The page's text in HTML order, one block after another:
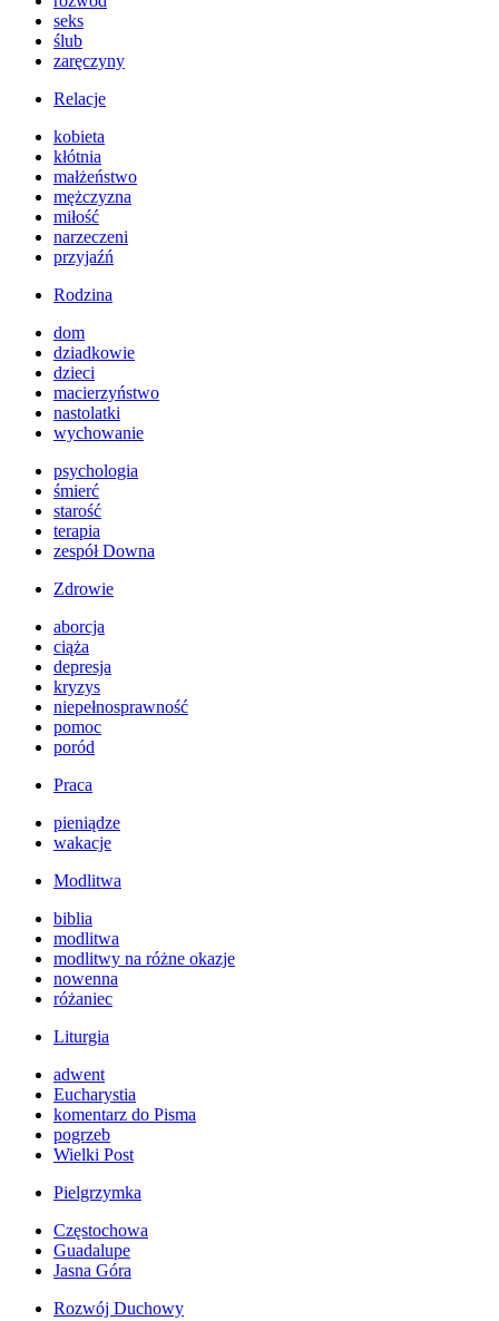
seks
ślub
zaręczyny
Relacje
kobieta
kłótnia
małżeństwo
mężczyzna
miłość
narzeczeni
przyjaźń
Rodzina
dom
dziadkowie
dzieci
macierzyństwo
nastolatki
wychowanie
psychologia
śmierć
starość
terapia
zespół Downa
Zdrowie
aborcja
ciąża
depresja
kryzys
niepełnosprawność
pomoc
poród
Praca
pieniądze
wakacje
Modlitwa
biblia
modlitwa
modlitwy na różne okazje
nowenna
różaniec
Liturgia
adwent
Eucharystia
komentarz do Pisma
pogrzeb
Wielki Post
Pielgrzymka
Częstochowa
Guadalupe
Jasna Góra
Rozwój Duchowy